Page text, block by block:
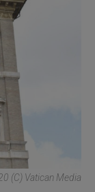
(C) Vatican Media